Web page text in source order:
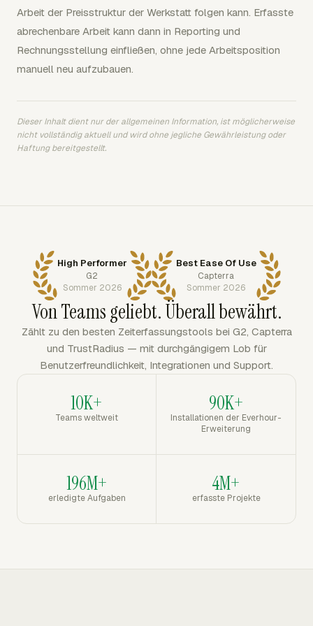
Arbeit der Preisstruktur der Werkstatt folgen kann. Erfasste
abrechenbare Arbeit kann dann in Reporting und
Rechnungsstellung einfließen, ohne jede Arbeitsposition
manuell neu aufzubauen.
Dieser Inhalt dient nur der allgemeinen Information, ist möglicherweise
nicht vollständig aktuell und wird ohne jegliche Gewährleistung oder
Haftung bereitgestellt.
High Performer
G2
Sommer 2026
Best Ease Of Use
Capterra
Sommer 2026
Von Teams geliebt. Überall bewährt.
Zählt zu den besten Zeiterfassungstools bei G2, Capterra
und TrustRadius — mit durchgängigem Lob für
Benutzerfreundlichkeit, Integrationen und Support.
10K+
Teams weltweit
90K+
Installationen der Everhour-
Erweiterung
196M+
erledigte Aufgaben
4M+
erfasste Projekte